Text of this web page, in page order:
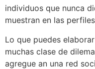
individuos que nunca
muestran en las
Lo que puedes
muchas clase de
agregue an una red